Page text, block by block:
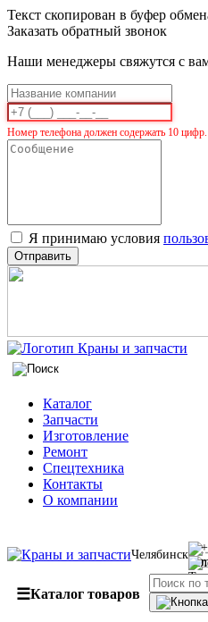
Текст скопирован в буфер
Заказать обратный звонок
Наши менеджеры свяжутся с
Номер телефона должен содержать 10 цифр.
Я принимаю условия
Отправить
Каталог
Запчасти
Изготовление
Ремонт
Спецтехника
Контакты
О компании
Челябинск
☰Каталог товаров